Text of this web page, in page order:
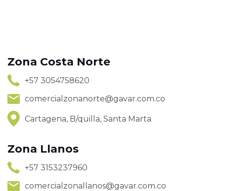
Zona Costa Norte
+57 3054758620
comercialzonanorte@gavar.com.co
Cartagena, B/quilla, Santa Marta
Zona Llanos
+57 3153237960
comercialzonallanos@gavar.com.co